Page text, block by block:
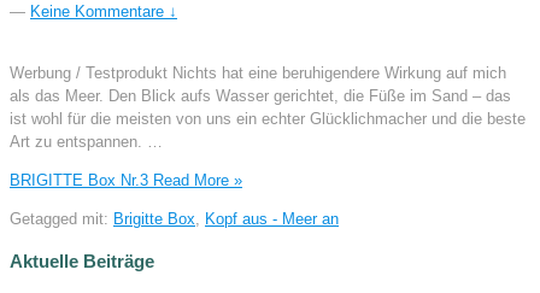
— Keine Kommentare ↓
Werbung / Testprodukt Nichts hat eine beruhigendere Wirkung auf mich
als das Meer. Den Blick aufs Wasser gerichtet, die Füße im Sand – das
ist wohl für die meisten von uns ein echter Glücklichmacher und die beste
Art zu entspannen. …
BRIGITTE Box Nr.3 Read More »
Getagged mit: Brigitte Box Kopf aus - Meer an
Aktuelle Beiträge